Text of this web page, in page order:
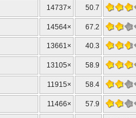
14737× 50.7
14564× 67.2
13661× 40.3
13105× 58.9
11915× 58.4
11466× 57.9